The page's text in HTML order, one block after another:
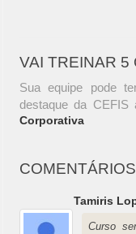
VAI TREINAR 5
Sua equipe pode
destaque da CEFIS
Corporativa
Tamiris
Curso